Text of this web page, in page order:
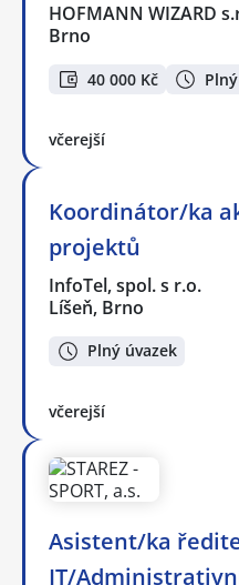
HOFMANN WIZARD
Brno
40 000 Kč
včerejší
Koordinátor/ka
projektů
InfoTel, spol. s r.o.
Líšeň, Brno
Plný úvazek
včerejší
Asistent/ka
IT/